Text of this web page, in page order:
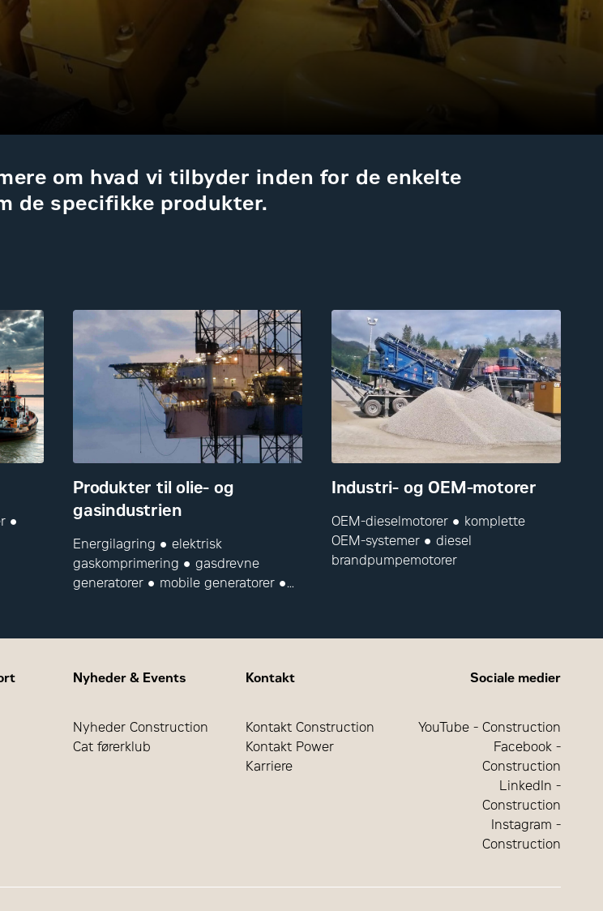
om hvad vi tilbyder inden for de enkelte
de specifikke produkter.
●
Produkter til olie- og
gasindustrien
Energilagring ● elektrisk
gaskomprimering ● gasdrevne
generatorer ● mobile generatorer ●
Industri- og OEM-motorer
OEM-dieselmotorer ● komplette
OEM-systemer ● diesel
brandpumpemotorer
Nyheder & Events
Nyheder Construction
Cat førerklub
Kontakt
Kontakt Construction
Kontakt Power
Karriere
Sociale medier
YouTube - Construction
Facebook -
Construction
LinkedIn -
Construction
Instagram -
Construction